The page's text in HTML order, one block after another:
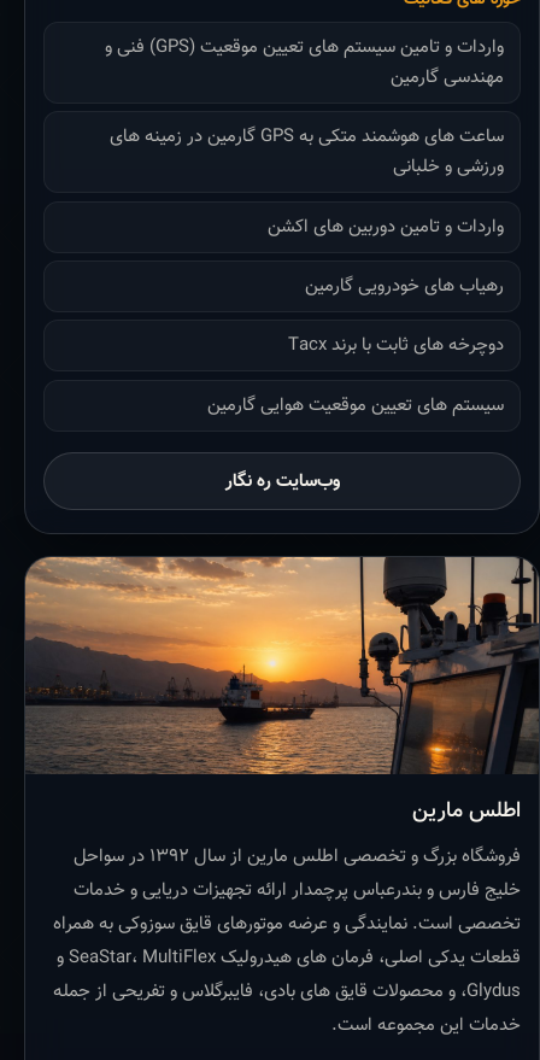
واردات و تامین سیستم های تعیین موقعیت (GPS) فنی و
مهندسی گارمین
ساعت های هوشمند متکی به GPS گارمین در زمینه های
ورزشی و خلبانی
واردات و تامین دوربین های اکشن
رهیاب های خودرویی گارمین
دوچرخه های ثابت با برند Tacx
سیستم های تعیین موقعیت هوایی گارمین
وب‌سایت ره نگار
اطلس مارین
فروشگاه بزرگ و تخصصی اطلس مارین از سال ۱۳۹۲ در سواحل
خلیج فارس و بندرعباس پرچمدار ارائه تجهیزات دریایی و خدمات
تخصصی است. نمایندگی و عرضه موتورهای قایق سوزوکی به همراه
قطعات یدکی اصلی، فرمان های هیدرولیک SeaStar، MultiFlex و
Glydus، و محصولات قایق های بادی، فایبرگلاس و تفریحی از جمله
خدمات این مجموعه است.